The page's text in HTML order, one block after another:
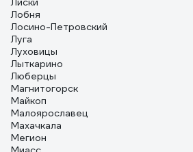
Лобня
Лосино-Петровский
Луга
Луховицы
Лыткарино
Люберцы
Магнитогорск
Майкоп
Малоярославец
Махачкала
Мегион